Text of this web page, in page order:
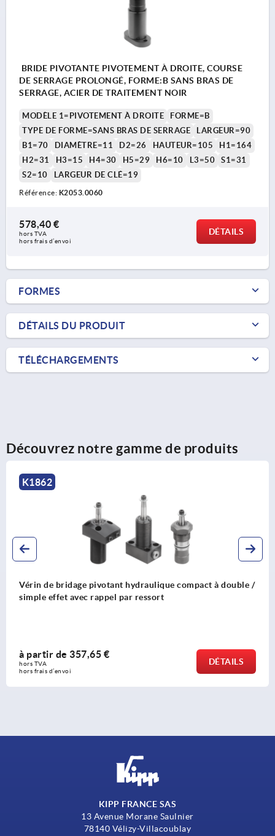
BRIDE PIVOTANTE PIVOTEMENT À DROITE, COURSE
DE SERRAGE PROLONGÉ, FORME:B SANS BRAS DE
SERRAGE, ACIER DE TRAITEMENT NOIR
MODÈLE 1=PIVOTEMENT À DROITE
FORME=B
TYPE DE FORME=SANS BRAS DE SERRAGE
LARGEUR=90
B1=70
DIAMÈTRE=11 D2=26 HAUTEUR=105
H1=164
H2=31
H3=15 H4=30 H5=29 H6=10 L3=50
S1=31
S2=10
LARGEUR DE CLÉ=19
Référence: K2053.0060
578,40 €
hors TVA
hors frais d’envoi
DÉTAILS
FORMES
DÉTAILS DU PRODUIT
TÉLÉCHARGEMENTS
Découvrez notre gamme de produits
K1862
Vérin de bridage pivotant hydraulique compact à double /
simple effet avec rappel par ressort
à partir de 357,65 €
hors TVA
hors frais d’envoi
DÉTAILS
KIPP FRANCE SAS
13 Avenue Morane Saulnier
78140 Vélizy-Villacoublay